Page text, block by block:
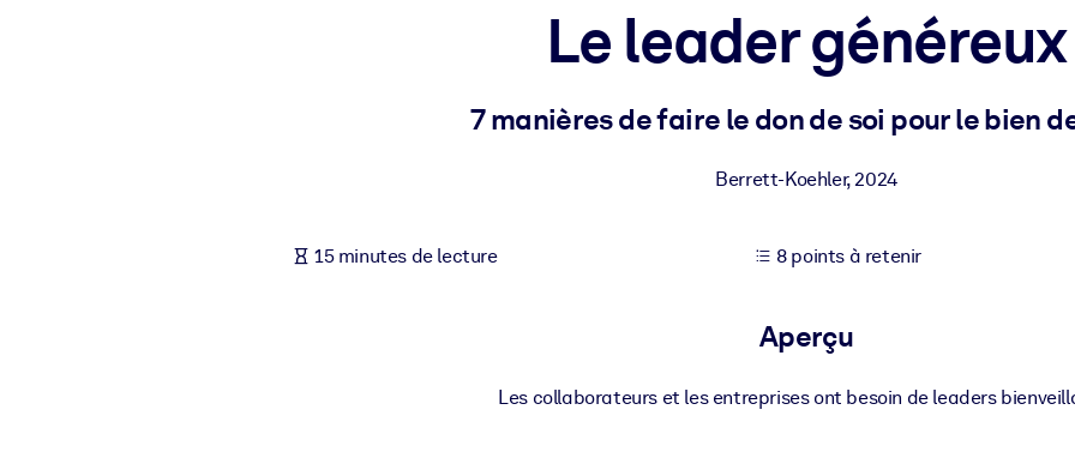
Enrichissez votre bibliothèque d'entreprise avec des connaissances commerciales fiables et prêtes à l'emploi.
Alimentez vos systèmes d'IA avec des connaissances fiables et structurées pour améliorer les résultats.
Le leader généreux
7 manières de faire le don de soi pour le bien
Berrett-Koehler,2024
15 minutes de lecture 8 points à retenir
Aperçu
Les collaborateurs et les entreprises ont besoin de leaders